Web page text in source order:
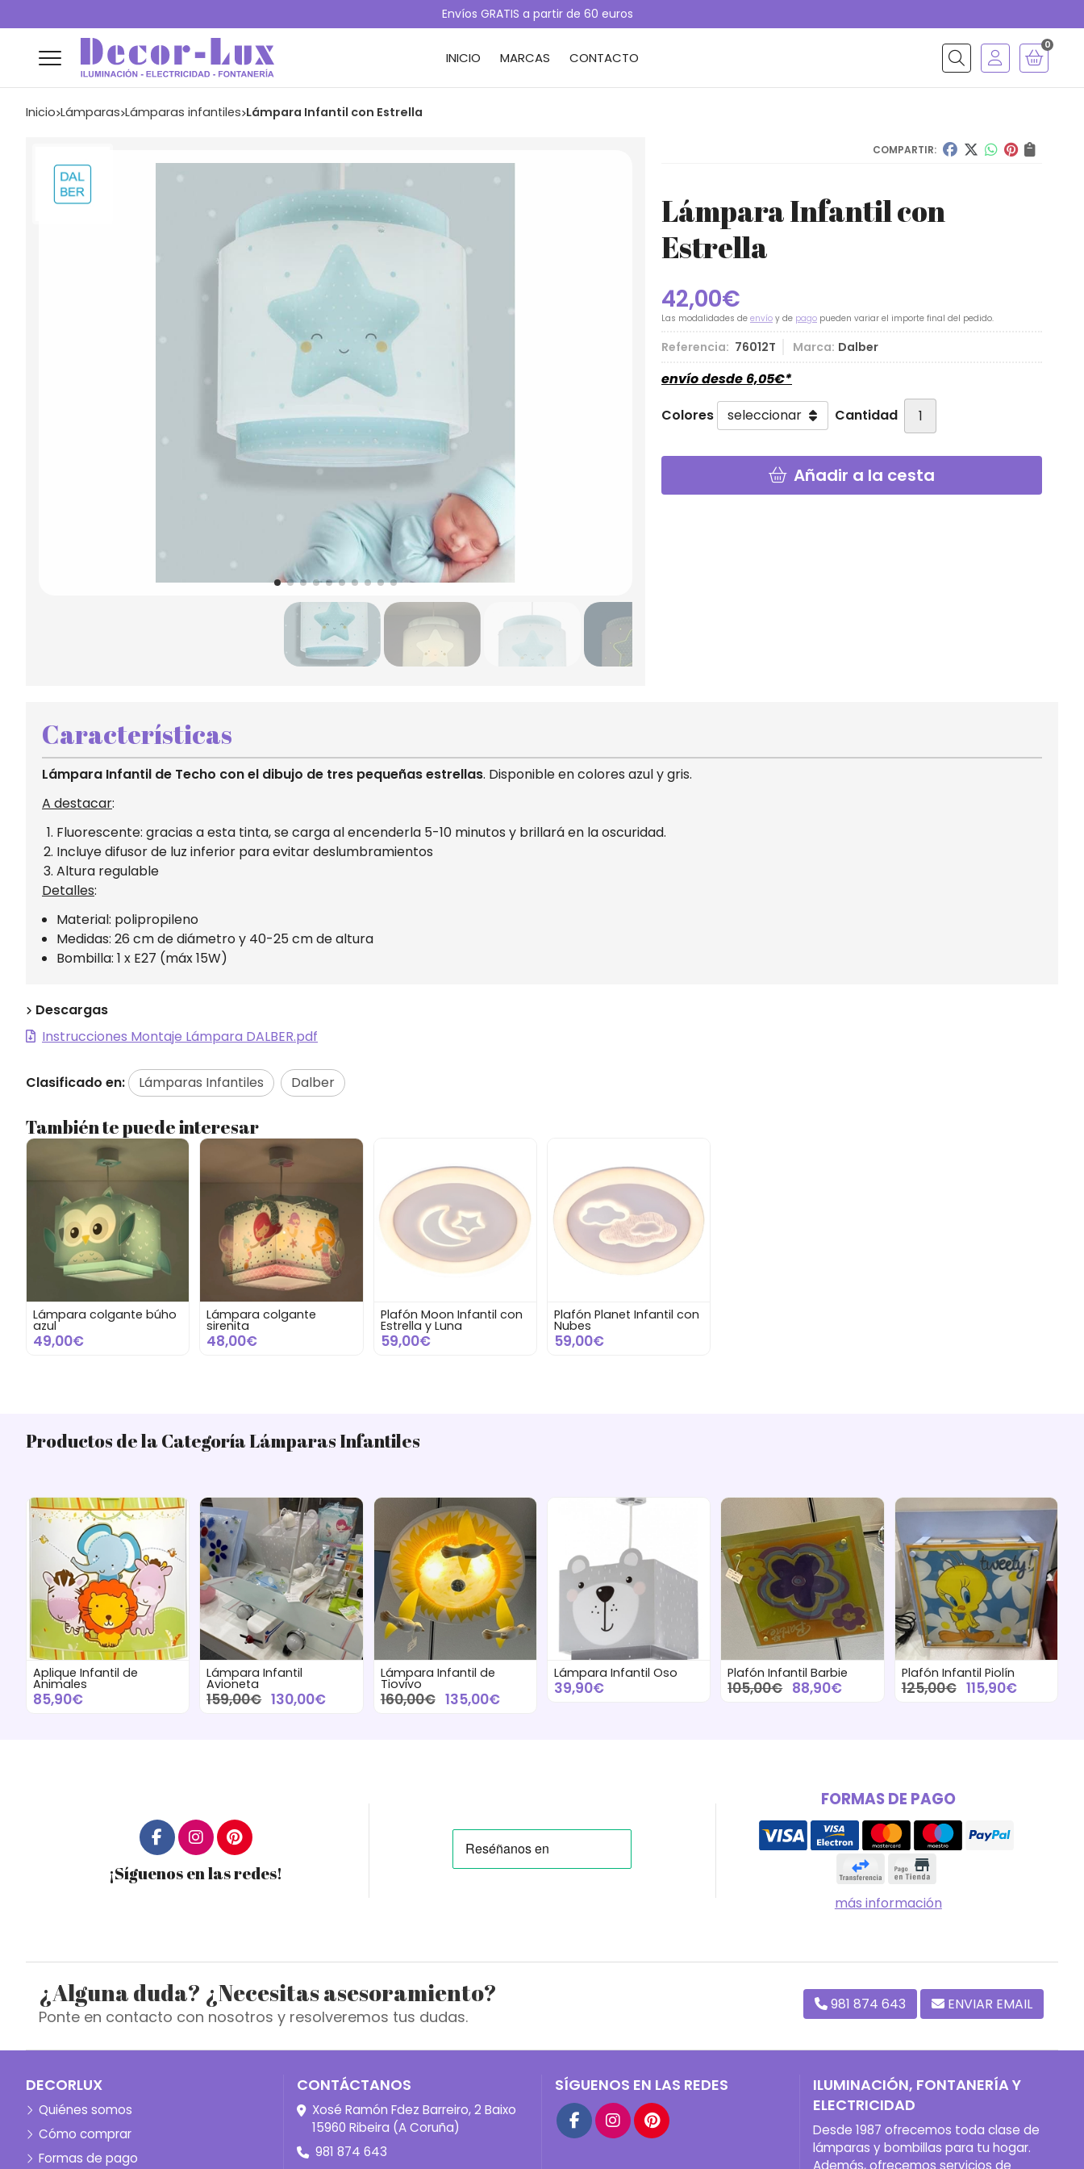
Envíos GRATIS a partir de 60 euros
INICIO MARCAS CONTACTO Buscar
0
Inicio lámparas lámparas infantiles Lámpara Infantil con Estrella
COMPARTIR:
Lámpara Infantil con
Estrella
42,00€
Las modalidades de envío y de pago pueden variar el importe final del pedido.
Referencia: 76012T Marca: Dalber
envío desde 6,05€*
Colores
Cantidad
Añadir a la cesta
Características
Lámpara Infantil de Techo con el dibujo de tres pequeñas estrellas. Disponible en colores azul y gris.
A destacar:
Fluorescente: gracias a esta tinta, se carga al encenderla 5-10 minutos y brillará en la oscuridad.
Incluye difusor de luz inferior para evitar deslumbramientos
Altura regulable
Detalles:
Material: polipropileno
Medidas: 26 cm de diámetro y 40-25 cm de altura
Bombilla: 1 x E27 (máx 15W)
Descargas
Instrucciones Montaje Lámpara DALBER.pdf
Clasificado en: Lámparas Infantiles Dalber
También te puede interesar
Lámpara colgante búho
azul
49,00€
Lámpara colgante
sirenita
48,00€
Plafón Moon Infantil con
Estrella y Luna
59,00€
Plafón Planet Infantil con
Nubes
59,00€
Productos de la Categoría Lámparas Infantiles
Aplique Infantil de
Animales
85,90€
Lámpara Infantil
Avioneta
159,00€ 130,00€
Lámpara Infantil de
Tiovivo
160,00€ 135,00€
Lámpara Infantil Oso
39,90€
Plafón Infantil Barbie
105,00€ 88,90€
Plafón Infantil Piolín
125,00€ 115,90€
¡Síguenos en las redes!
FORMAS DE PAGO
más información
¿Alguna duda? ¿Necesitas asesoramiento?
Ponte en contacto con nosotros y resolveremos tus dudas.
981 874 643 ENVIAR EMAIL
DECORLUX
Quiénes somos
Cómo comprar
Formas de pago
CONTÁCTANOS
Xosé Ramón Fdez Barreiro, 2 Baixo
15960 Ribeira (A Coruña)
981 874 643
SÍGUENOS EN LAS REDES
ILUMINACIÓN, FONTANERÍA Y
ELECTRICIDAD
Desde 1987 ofrecemos toda clase de
lámparas y bombillas para tu hogar.
Además, ofrecemos servicios de